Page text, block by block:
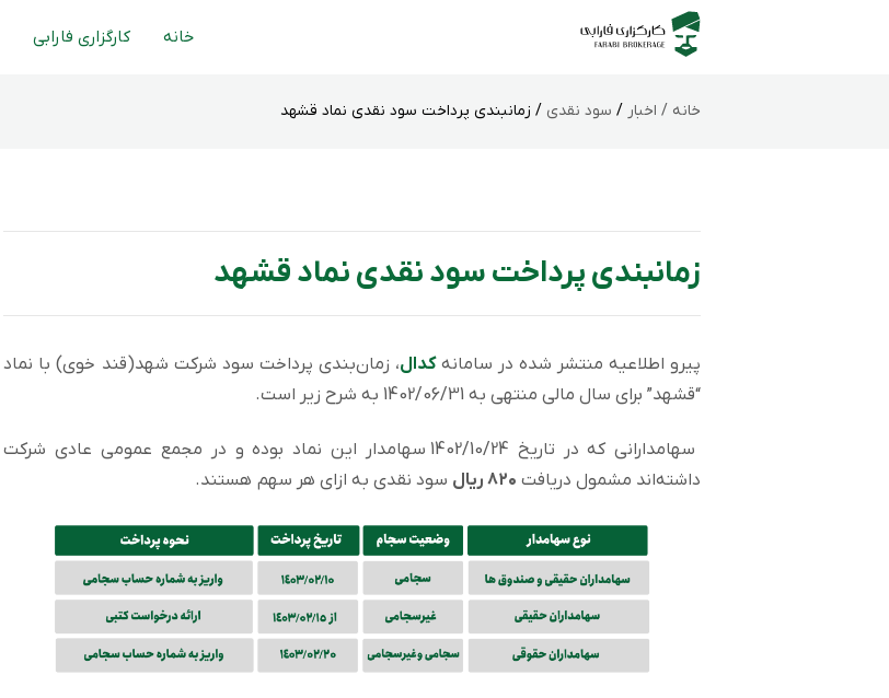
خانه کارگزاری فارابی
خانه / اخبار / سود نقدی / زمانبندی پرداخت سود نقدی نماد قشهد
زمانبندی پرداخت سود نقدی نماد قشهد
پیرو اطلاعیه منتشر شده در سامانه کدال، زمان‌بندی پرداخت سود شركت شهد(قند خوی) با نماد
“قشهد” برای سال مالی منتهی به 1402/06/31 به شرح زیر است.
سهامدارانی که در تاریخ 1402/10/24 سهامدار این نماد بوده و در مجمع عمومی عادی شرکت
داشته‌اند مشمول دریافت ۸۲۰ ریال سود نقدی به ازای هر سهم هستند.